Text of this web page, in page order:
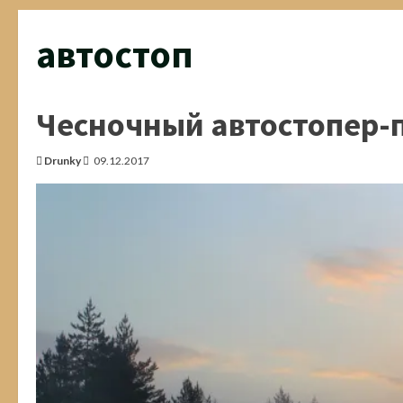
автостоп
Чесночный
Drunky 09.12.2017